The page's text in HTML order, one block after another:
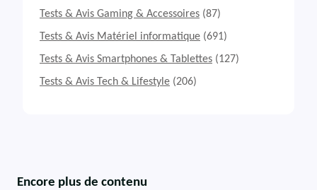
Tests & Avis Gaming & Accessoires (87)
Tests & Avis Matériel informatique (691)
Tests & Avis Smartphones & Tablettes (127)
Tests & Avis Tech & Lifestyle (206)
Encore plus de contenu